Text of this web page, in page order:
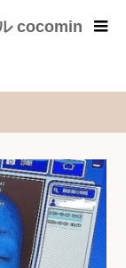
cocomin